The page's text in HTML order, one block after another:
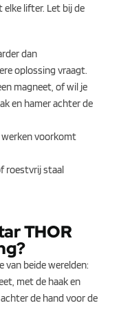
elke lifter. Let bij de
dan
oplossing vraagt.
magneet, of wil je
en hamer achter de
voorkomt
roestvrij staal
THOR
beide werelden:
met de haak en
de hand voor de